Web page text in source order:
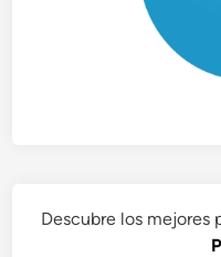
Descubre los mejores